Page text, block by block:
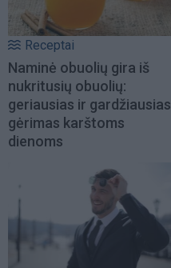
Receptai
Naminė obuolių gira iš
nukritusių obuolių:
geriausias ir gardžiausias
gėrimas karštoms
dienoms